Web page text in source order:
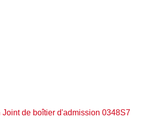
Joint de boîtier d'admission 0348S7